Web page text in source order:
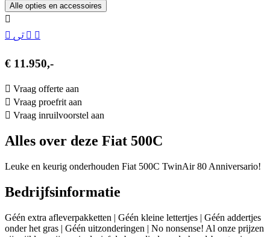
Alle opties en accessoires
€ 11.950,-
Vraag offerte aan
Vraag proefrit aan
Vraag inruilvoorstel aan
Alles over deze Fiat 500C
Leuke en keurig onderhouden Fiat 500C TwinAir 80 Anniversario!
Bedrijfsinformatie
Géén extra afleverpakketten | Géén kleine lettertjes | Géén addertjes
onder het gras | Géén uitzonderingen | No nonsense! Al onze prijzen